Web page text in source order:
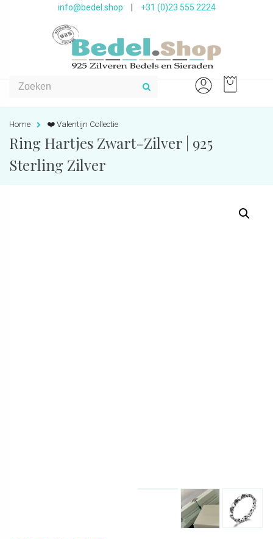
info@bedel.shop +31 (0)23 555 2224
Home ❤️ Valentijn Collectie
Ring Hartjes Zwart-Zilver | 925
Sterling Zilver